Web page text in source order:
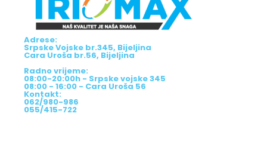
Adrese:
Srpske Vojske br.345, Bijeljina
Cara Uroša br.56, Bijeljina
Radno vrijeme:
08:00-20:00h - Srpske vojske 345
08:00 - 16:00 - Cara Uroša 56
Kontakt:
062/980-986
055/415-722